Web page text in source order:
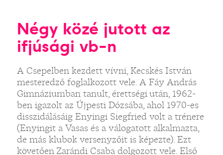
Négy közé jutott az
ifjúsági vb-n
A Csepelben kezdett vívni, Kecskés István
mesteredző foglalkozott vele. A Fáy András
Gimnáziumban tanult, érettségi után, 1962-
ben igazolt az Újpesti Dózsába, ahol 1970-es
disszidálásáig Enyingi Siegfried volt a trénere
(Enyingit a Vasas és a válogatott alkalmazta,
de más klubok versenyzőit is képezte). Ezt
követően Zarándi Csaba dolgozott vele. Első